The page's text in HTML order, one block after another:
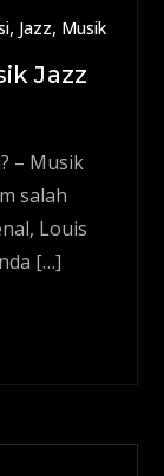
, Jazz, Musik
Jazz
– Musik
salah
Louis
[…]